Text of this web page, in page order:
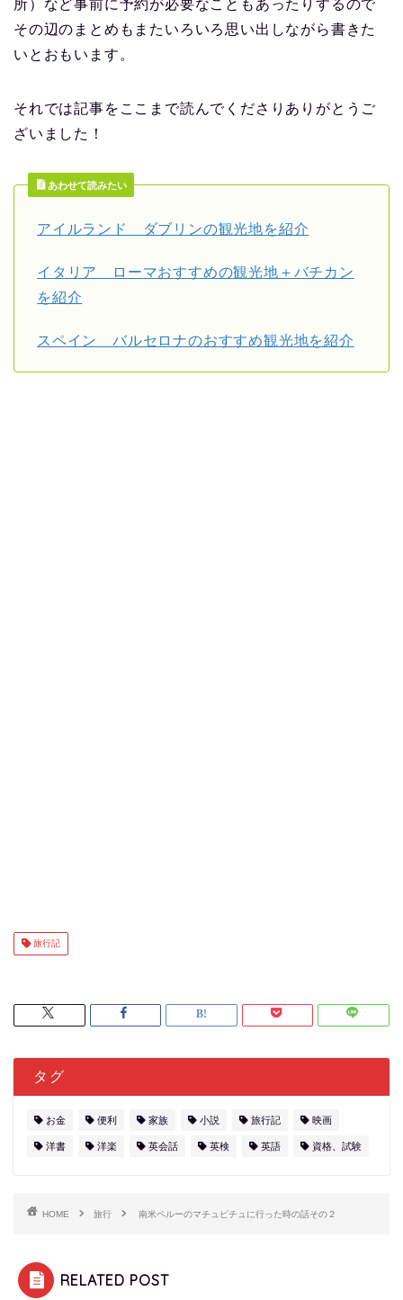
所）など事前に予約が必要なこともあったりするので
その辺のまとめもまたいろいろ思い出しながら書きた
いとおもいます。
それでは記事をここまで読んでくださりありがとうご
ざいました！
あわせて読みたい
アイルランド ダブリンの観光地を紹介
イタリア ローマおすすめの観光地＋バチカン
を紹介
スペイン バルセロナのおすすめ観光地を紹介
旅行記
タグ
お金 便利 家族 小説 旅行記 映画
洋書 洋楽 英会話 英検 英語 資格、試験
HOME 旅行 南米ペルーのマチュピチュに行った時の話その２
RELATED POST